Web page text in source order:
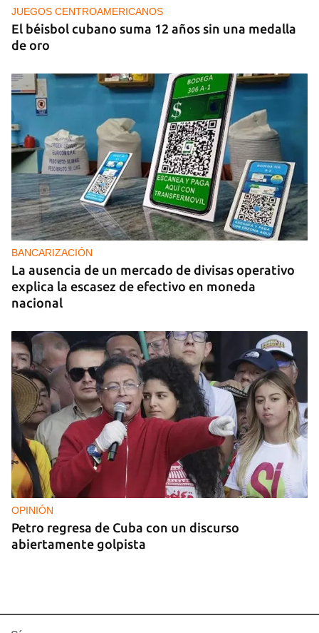
JUEGOS CENTROAMERICANOS
El béisbol cubano suma 12 años sin una medalla
de oro
BANCARIZACIÓN
La ausencia de un mercado de divisas operativo
explica la escasez de efectivo en moneda
nacional
OPINIÓN
Petro regresa de Cuba con un discurso
abiertamente golpista